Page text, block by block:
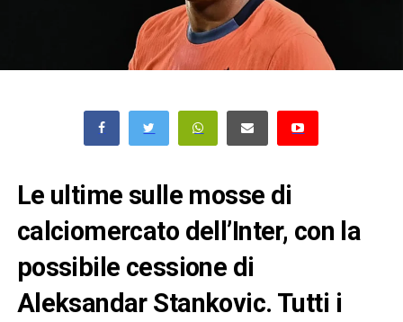
Le ultime sulle mosse di
calciomercato dell’Inter, con la
possibile cessione di
Aleksandar Stankovic. Tutti i